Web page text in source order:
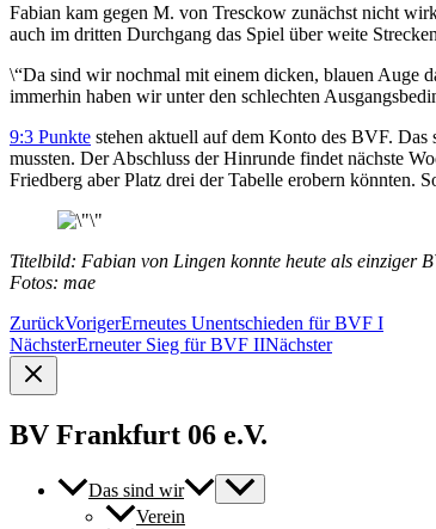
Fabian kam gegen M. von Tresckow zunächst nicht
auch im dritten Durchgang das Spiel über weite
\“Da sind wir nochmal mit einem dicken, blauen Auge
immerhin haben wir unter den schlechten
9:3 Punkte stehen aktuell auf dem Konto des BVF.
mussten. Der Abschluss der Hinrunde findet nächste
Friedberg aber Platz drei der Tabelle erobern könnten.
Titelbild: Fabian von Lingen konnte heute als einziger
Fotos: mae
ZurückVorigerErneutes Unentschieden für BVF I
NächsterErneuter Sieg für BVF IINächster
BV Frankfurt 06 e.V.
Das sind wir
Verein